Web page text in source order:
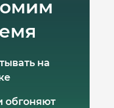
на
обгоняют